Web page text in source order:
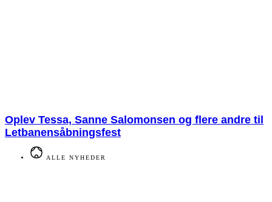
Oplev Tessa, Sanne Salomonsen og flere andre til
Letbanensåbningsfest
ALLE NYHEDER